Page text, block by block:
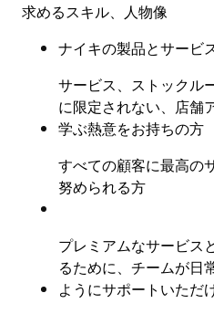
求めるスキル、人物像
ナイキの製品とサービ
サービス、ストックル
に限定されない、店舗
学ぶ熱意をお持ちの方
すべての顧客に最高の
努められる方
プレミアムなサービス
るために、チームが日
ようにサポートいただ